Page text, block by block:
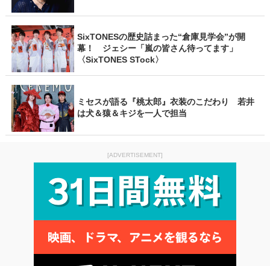
SixTONESの歴史詰まった“倉庫見学会”が開
幕！ ジェシー「嵐の皆さん待ってます」
〈SixTONES STock〉
ミセスが語る『桃太郎』衣装のこだわり 若井
は犬＆猿＆キジを一人で担当
[ADVERTISEMENT]